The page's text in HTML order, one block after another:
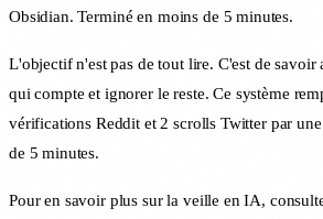
Obsidian. Terminé en moins de 5 minutes.
L'objectif n'est pas de tout lire. C'est de savoir
qui compte et ignorer le reste. Ce système
vérifications Reddit et 2 scrolls Twitter par
de 5 minutes.
Pour en savoir plus sur la veille en IA,